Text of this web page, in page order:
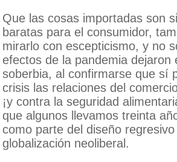
Que las cosas importadas son
baratas para el consumidor,
mirarlo con escepticismo, y no
efectos de la pandemia dejaron
soberbia, al confirmarse que sí
crisis las relaciones del
¡y contra la seguridad
que algunos llevamos treinta
como parte del diseño
globalización neoliberal.